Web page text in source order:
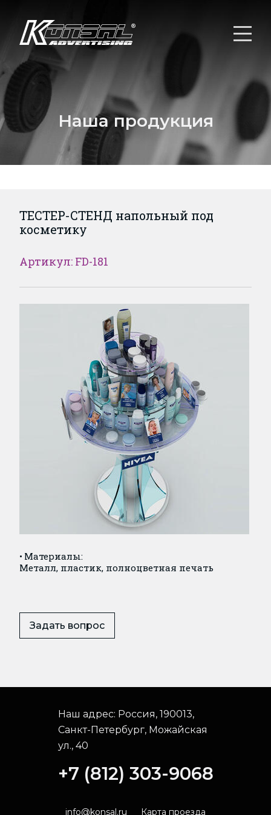
Наша продукция
ТЕСТЕР-СТЕНД напольный под
косметику
Артикул: FD-181
Материалы:
Металл, пластик, полноцветная печать
Задать вопрос
Наш адрес: Россия, 190013,
Санкт-Петербург, Можайская
ул., 40
+7 (812) 303-9068
info@konsal.ru Карта проезда